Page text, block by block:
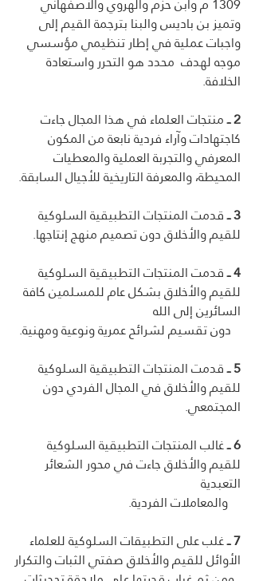
وتميز بن باديس والبنا بترجمة القيم إلى
واجبات عملية في إطار تنظيمي مؤسسي
موجه لهدف  محدد هو التحرر واستعادة
الخلافة.
2 ــ منتجات العلماء في هذا المجال جاءت
كاجتهادات وآراء فردية نابعة من المكون
المعرفي والتجربة العملية والمعطيات
المحيطة، والمعرفة التاريخية للأجيال السابقة.
3 ــ قدمت المنتجات التطبيقية السلوكية
للقيم والأخلاق دون تصميم منهج إنتاجها.
4 ــ قدمت المنتجات التطبيقية السلوكية
للقيم والأخلاق بشكل عام للمسلمين كافة
السائرين إلى الله
5 ــ قدمت المنتجات التطبيقية السلوكية
للقيم والأخلاق في المجال الفردي دون
المجتمعي.
6 ــ غالب المنتجات التطبيقية السلوكية
للقيم والأخلاق جاءت في محور الشعائر
التعبدية
7 ــ غلب على التطبيقات السلوكية للعلماء
الأوائل للقيم والأخلاق صفتي الثبات والتكرار